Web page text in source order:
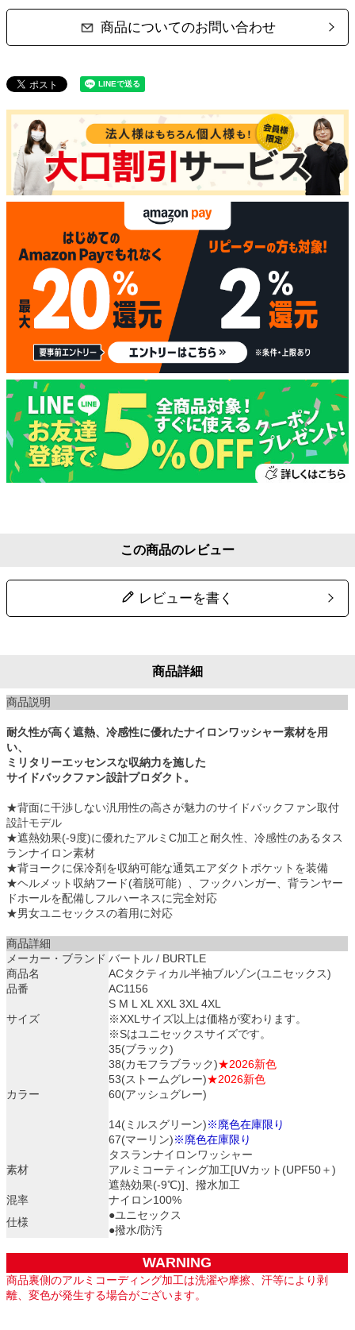
商品についてのお問い合わせ
この商品のレビュー
レビューを書く
商品詳細
商品説明
耐久性が高く遮熱、冷感性に優れたナイロンワッシャー素材を用
い、
ミリタリーエッセンスな収納力を施した
サイドバックファン設計プロダクト。
★背面に干渉しない汎用性の高さが魅力のサイドバックファン取付
設計モデル
★遮熱効果(-9度)に優れたアルミC加工と耐久性、冷感性のあるタス
ランナイロン素材
★背ヨークに保冷剤を収納可能な通気エアダクトポケットを装備
★ヘルメット収納フード(着脱可能）、フックハンガー、背ランヤー
ドホールを配備しフルハーネスに完全対応
★男女ユニセックスの着用に対応
商品詳細
メーカー・ブランド バートル / BURTLE
商品名
ACタクティカル半袖ブルゾン(ユニセックス)
品番
AC1156
サイズ
S M L XL XXL 3XL 4XL
※XXLサイズ以上は価格が変わります。
※Sはユニセックスサイズです。
カラー
35(ブラック)
38(カモフラブラック)★2026新色
53(ストームグレー)★2026新色
60(アッシュグレー)
14(ミルスグリーン)※廃色在庫限り
67(マーリン)※廃色在庫限り
素材
タスランナイロンワッシャー
アルミコーティング加工[UVカット(UPF50＋)
遮熱効果(-9℃)]、撥水加工
混率
ナイロン100%
仕様
●ユニセックス
●撥水/防汚
WARNING
商品裏側のアルミコーディング加工は洗濯や摩擦、汗等により剥
離、変色が発生する場合がございます。